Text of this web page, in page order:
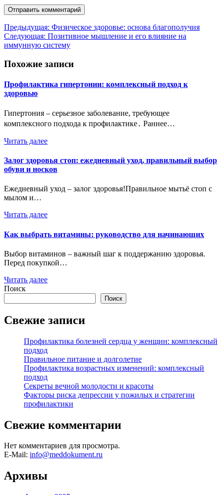
Навигация
по
Предыдущая: Физическое здоровье: основа благополучия
Следующая: Позитивное мышление и его влияние на
иммунную систему
Похожие записи
Профилактика гипертонии: комплексный подход к
здоровью
Гипертония – серьезное заболевание, требующее
комплексного подхода к профилактике․ Раннее…
Читать далее
Залог здоровья стоп: ежедневный уход, правильный выбор
обуви и носков
Ежедневный уход – залог здоровья!Правильное мытьё стоп с
мылом и…
Читать далее
Как выбрать витамины: руководство для начинающих
Выбор витаминов – важный шаг к поддержанию здоровья.
Перед покупкой…
Читать далее
Поиск
Поиск
Свежие записи
Профилактика болезней сердца у женщин: комплексный
подход
Правильное питание и долголетие
Профилактика возрастных изменений: комплексный
подход
Секреты вечной молодости и красоты
Факторы риска депрессии у пожилых и стратегии
профилактики
Свежие комментарии
Нет комментариев для просмотра.
E-Mail: info@meddokument.ru
Архивы